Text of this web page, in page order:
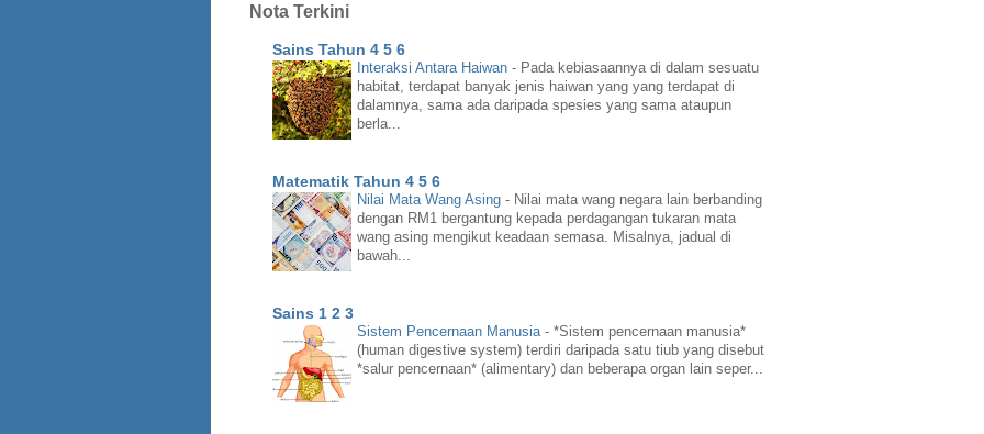
Nota Terkini
Sains Tahun 4 5 6
Interaksi Antara Haiwan - Pada kebiasaannya di dalam sesuatu
habitat, terdapat banyak jenis haiwan yang yang terdapat di
dalamnya, sama ada daripada spesies yang sama ataupun
berla...
Matematik Tahun 4 5 6
Nilai Mata Wang Asing - Nilai mata wang negara lain berbanding
dengan RM1 bergantung kepada perdagangan tukaran mata
wang asing mengikut keadaan semasa. Misalnya, jadual di
bawah...
Sains 1 2 3
Sistem Pencernaan Manusia - *Sistem pencernaan manusia*
(human digestive system) terdiri daripada satu tiub yang disebut
*salur pencernaan* (alimentary) dan beberapa organ lain seper...